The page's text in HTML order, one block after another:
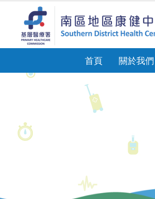
首頁 關於我們